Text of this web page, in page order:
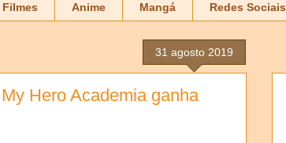
Filmes Anime Mangá Redes Sociais
31 agosto 2019
Hero Academia ganha